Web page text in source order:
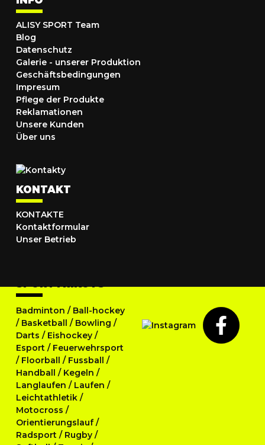
ALISY SPORT Team
Blog
Datenschutz
Galerie - unserer Produktion
Geschäftsbedingungen
Impresum
Pflege der Produkte
Reklamationen
Unsere Kunden
Über uns
KONTAKT
KONTAKTE
Kontaktformular
Unser Betrieb
SPORTTRIKOTS
Badminton / Ball-hockey
/ Basketball / Bowling /
Darts / Eishockey /
Esport / Feuerwehrsport
/ Floorball / Fussball /
Handball / Kegeln /
Langlaufen / Laufen /
Leichtathletik /
Motocross /
Orientierungslauf/
Radsport / Rugby /